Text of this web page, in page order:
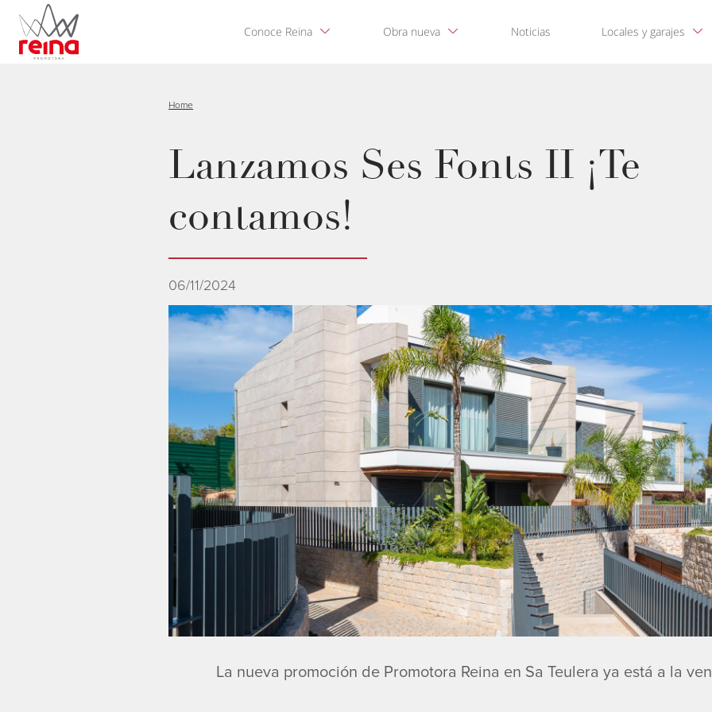
contenido
Conoce Reina Obra nueva Noticias Locales y garajes
Home
Lanzamos Ses Fonts II ¡Te
contamos!
06/11/2024
La nueva promoción de Promotora Reina en Sa Teulera ya está a la